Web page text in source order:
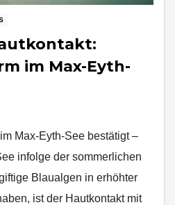
im Max-Eyth-
Max-Eyth-See bestätigt –
infolge der sommerlichen
Blaualgen in erhöhter
ist der Hautkontakt mit